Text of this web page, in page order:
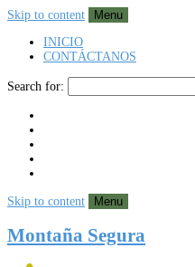
Skip to content
Menu
INICIO
CONTÁCTANOS
Search for:
Skip to content Menu
Montaña Segura